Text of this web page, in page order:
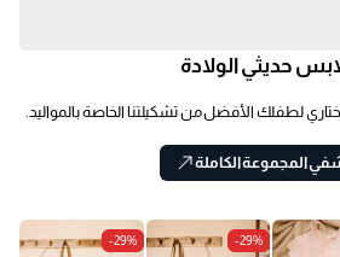
حديثي الولادة
لطفلك الأفضل من تشكيلتنا الخاصة بالمواليد.
المجموعة الكاملة
-29%
-29%